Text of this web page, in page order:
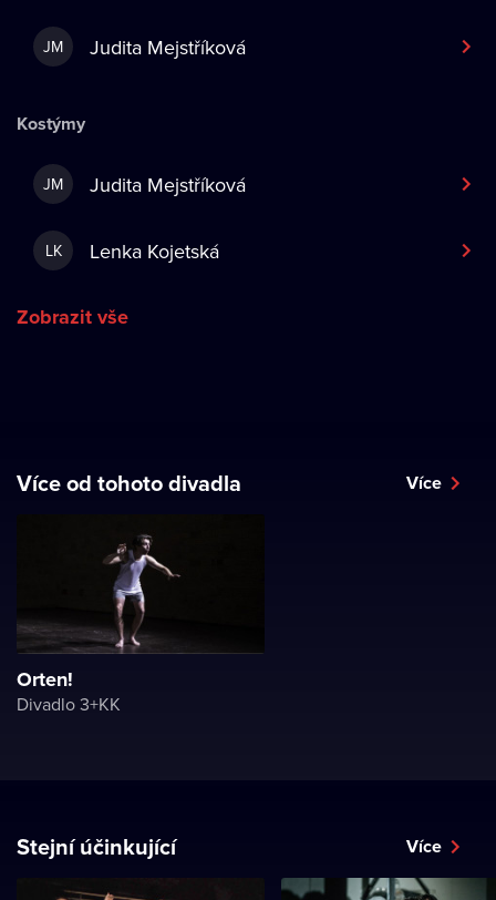
JM Judita Mejstříková
Kostýmy
JM Judita Mejstříková
LK Lenka Kojetská
Zobrazit vše
Více od tohoto divadla Více
Orten!
Divadlo 3+KK
Stejní účinkující Více